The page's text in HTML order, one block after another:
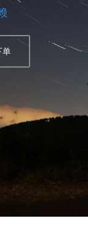
单